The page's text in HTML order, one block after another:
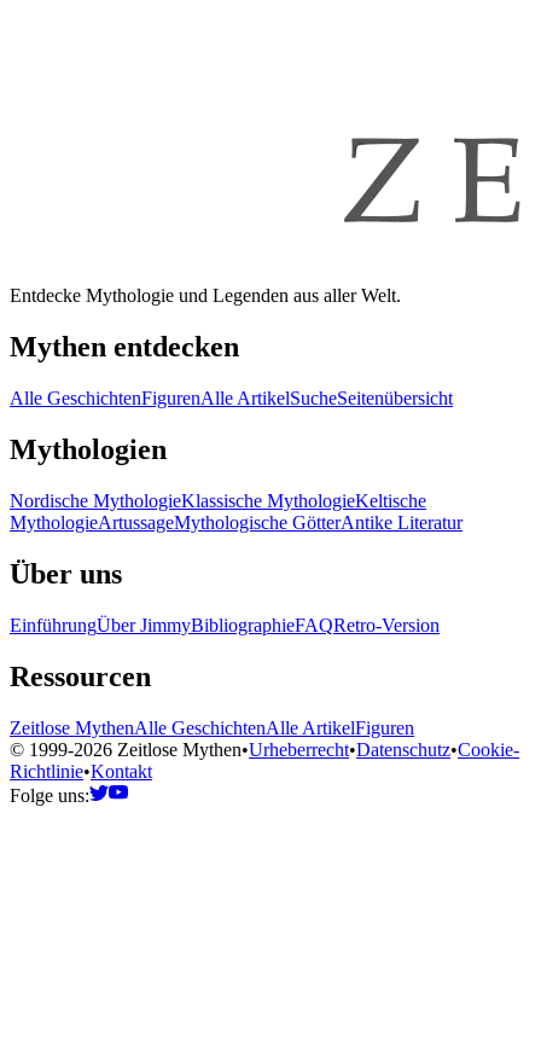
Entdecke Mythologie und Legenden aus aller Welt.
Mythen entdecken
Alle GeschichtenFigurenAlle ArtikelSucheSeitenübersicht
Mythologien
Nordische MythologieKlassische MythologieKeltische
MythologieArtussageMythologische GötterAntike Literatur
Über uns
EinführungÜber JimmyBibliographieFAQRetro-Version
Ressourcen
Zeitlose MythenAlle GeschichtenAlle ArtikelFiguren
© 1999-2026 Zeitlose Mythen•Urheberrecht•Datenschutz•Cookie-
Richtlinie•Kontakt
Folge uns: